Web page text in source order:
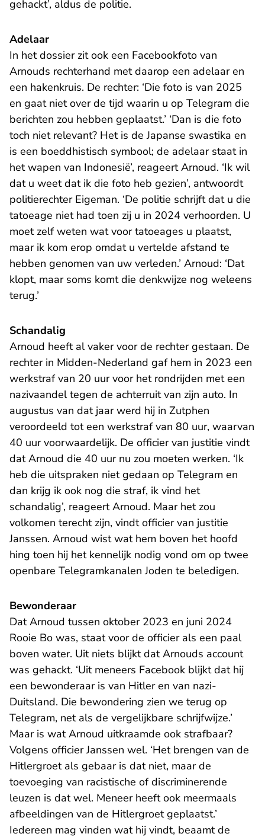
gehackt’, aldus de politie.
Adelaar
In het dossier zit ook een Facebookfoto van
Arnouds rechterhand met daarop een adelaar en
een hakenkruis. De rechter: ‘Die foto is van 2025
en gaat niet over de tijd waarin u op Telegram die
berichten zou hebben geplaatst.’ ‘Dan is die foto
toch niet relevant? Het is de Japanse swastika en
is een boeddhistisch symbool; de adelaar staat in
het wapen van Indonesië’, reageert Arnoud. ‘Ik wil
dat u weet dat ik die foto heb gezien’, antwoordt
politierechter Eigeman. ‘De politie schrijft dat u die
tatoeage niet had toen zij u in 2024 verhoorden. U
moet zelf weten wat voor tatoeages u plaatst,
maar ik kom erop omdat u vertelde afstand te
hebben genomen van uw verleden.’ Arnoud: ‘Dat
klopt, maar soms komt die denkwijze nog weleens
terug.’
Schandalig
Arnoud heeft al vaker voor de rechter gestaan. De
rechter in Midden-Nederland gaf hem in 2023 een
werkstraf van 20 uur voor het rondrijden met een
nazivaandel tegen de achterruit van zijn auto. In
augustus van dat jaar werd hij in Zutphen
veroordeeld tot een werkstraf van 80 uur, waarvan
40 uur voorwaardelijk. De officier van justitie vindt
dat Arnoud die 40 uur nu zou moeten werken. ‘Ik
heb die uitspraken niet gedaan op Telegram en
dan krijg ik ook nog die straf, ik vind het
schandalig’, reageert Arnoud. Maar het zou
volkomen terecht zijn, vindt officier van justitie
Janssen. Arnoud wist wat hem boven het hoofd
hing toen hij het kennelijk nodig vond om op twee
openbare Telegramkanalen Joden te beledigen.
Bewonderaar
Dat Arnoud tussen oktober 2023 en juni 2024
Rooie Bo was, staat voor de officier als een paal
boven water. Uit niets blijkt dat Arnouds account
was gehackt. ‘Uit meneers Facebook blijkt dat hij
een bewonderaar is van Hitler en van nazi-
Duitsland. Die bewondering zien we terug op
Telegram, net als de vergelijkbare schrijfwijze.’
Maar is wat Arnoud uitkraamde ook strafbaar?
Volgens officier Janssen wel. ‘Het brengen van de
Hitlergroet als gebaar is dat niet, maar de
toevoeging van racistische of discriminerende
leuzen is dat wel. Meneer heeft ook meermaals
afbeeldingen van de Hitlergroet geplaatst.’
Iedereen mag vinden wat hij vindt, beaamt de